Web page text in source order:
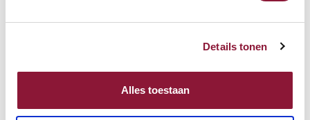
Details tonen
Alles toestaan
Auf der Suche nach Stückzahlen? Machen Sie Ihren Arbeitsplatz
komplett und fordern Sie direkt ein individuelles Angebot an.